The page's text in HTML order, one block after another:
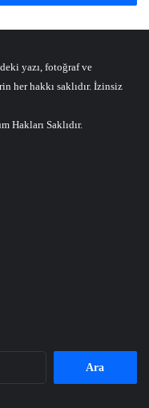
yazı, fotoğraf ve
her hakkı saklıdır. İzinsiz
Hakları Saklıdır.